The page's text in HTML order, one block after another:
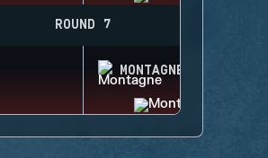
ROUND 7
MONTAGNE